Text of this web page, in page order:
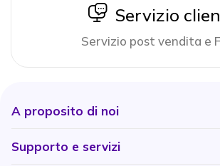
icon
Servizio
Servizio post vendita e
A proposito di noi
Supporto e servizi